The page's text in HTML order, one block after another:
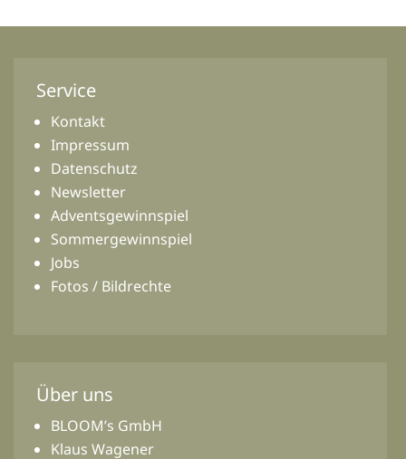
Service
Kontakt
Impressum
Datenschutz
Newsletter
Adventsgewinnspiel
Sommergewinnspiel
Jobs
Fotos / Bildrechte
Über uns
BLOOM’s GmbH
Klaus Wagener